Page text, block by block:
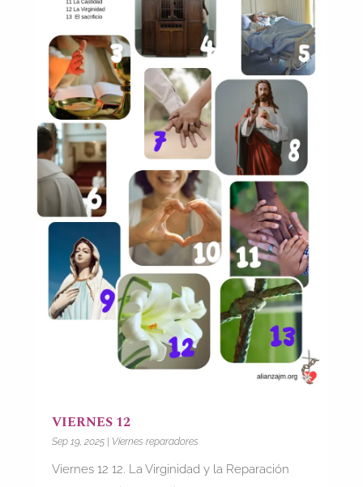
VIERNES 12
Sep 19, 2025| Viernes reparadores
Viernes 12 12. La Virginidad y la Reparación